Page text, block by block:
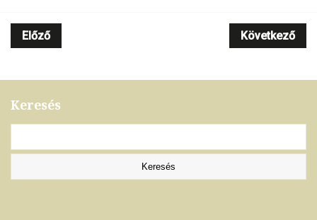
Előző Következő
Keresés